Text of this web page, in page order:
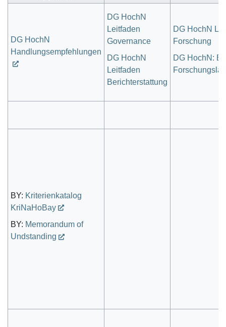
DG HochN
Handlungsempfehlungen
DG HochN
Leitfaden
Governance
DG HochN
Leitfaden
Berichterstattung
DG HochN
Forschung
DG HochN:
BY: Kriterienkatalog
KriNaHoBay
BY: Memorandum of
Undstanding